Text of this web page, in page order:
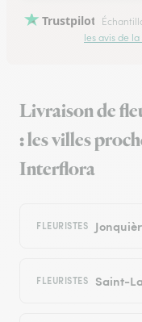
Trustpilot
les avis de
Livraison de
: les villes
Interflora
FLEURISTES
FLEURISTES Saint-